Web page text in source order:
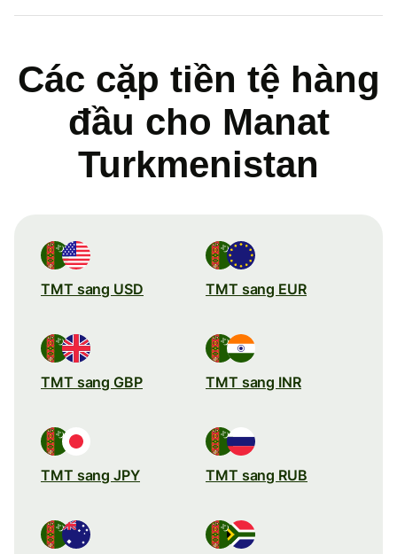
Các cặp tiền tệ hàng
đầu cho Manat
Turkmenistan
TMT sang USD TMT sang EUR
TMT sang GBP TMT sang INR
TMT sang JPY TMT sang RUB